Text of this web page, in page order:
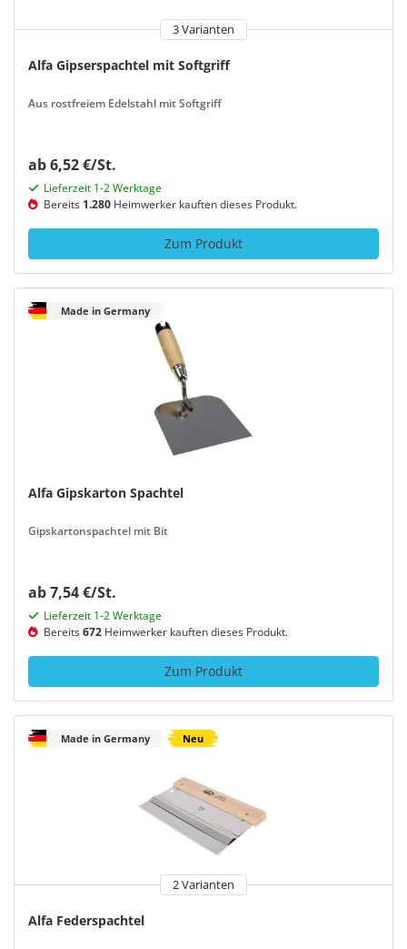
3 Varianten
Alfa Gipserspachtel mit Softgriff
Aus rostfreiem Edelstahl mit Softgriff
ab 6,52 €/St.
Lieferzeit 1-2 Werktage
Bereits 1.280 Heimwerker kauften dieses Produkt.
Zum Produkt
Made in Germany
Alfa Gipskarton Spachtel
Gipskartonspachtel mit Bit
ab 7,54 €/St.
Lieferzeit 1-2 Werktage
Bereits672 Heimwerker kauften dieses Produkt.
Zum Produkt
Made in Germany Neu
2 Varianten
Alfa Federspachtel